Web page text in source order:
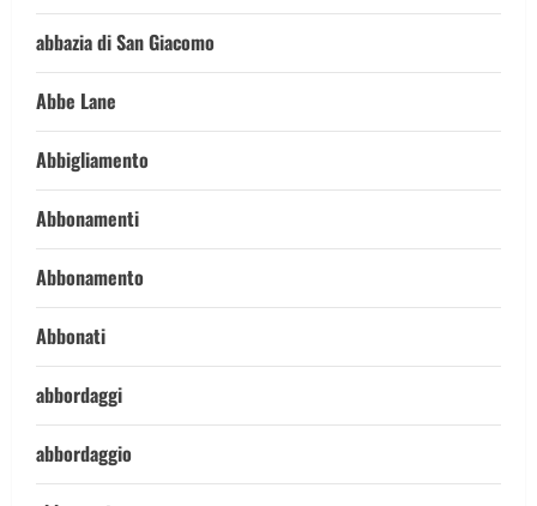
abbazia di San Giacomo
Abbe Lane
Abbigliamento
Abbonamenti
Abbonamento
Abbonati
abbordaggi
abbordaggio